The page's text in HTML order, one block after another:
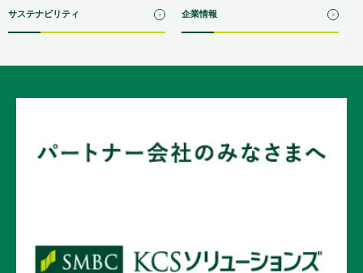
サステナビリティ 企業情報